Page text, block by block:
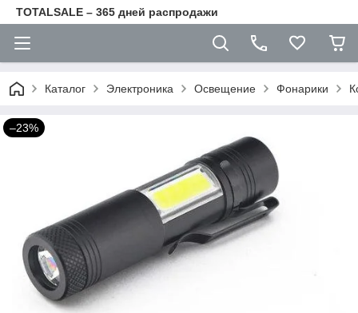
TOTALSALE – 365 дней распродажи
Каталог Электроника Освещение Фонарики
–23%